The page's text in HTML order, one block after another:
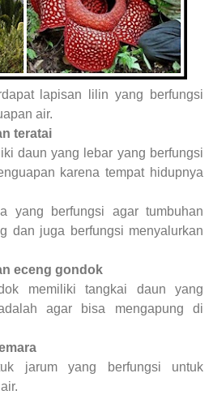
lapisan lilin yang berfungsi
air.
teratai
daun yang lebar yang berfungsi
karena tempat hidupnya
yang berfungsi agar tumbuhan
dan juga berfungsi menyalurkan
eceng gondok
memiliki tangkai daun yang
agar bisa mengapung di
jarum yang berfungsi untuk